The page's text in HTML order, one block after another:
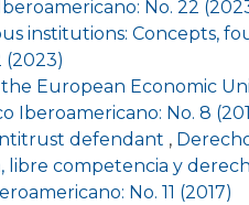
No. 22
institutions: Concepts,
(2023)
European Economic
Iberoamericano: No. 8
defendant ,
libre competencia y
No. 11 (2017)